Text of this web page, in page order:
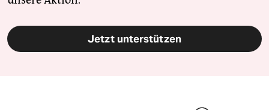
Jetzt unterstützen